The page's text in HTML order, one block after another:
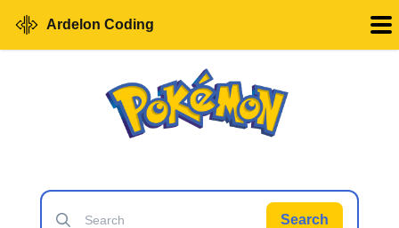
Ardelon Coding
Search